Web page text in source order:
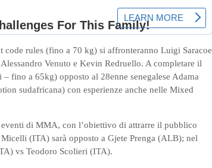
rules (fino a 70 kg) si affronteranno Luigi Saracoe
Venuto e Kevin Redruello. A completare il
fino a 65kg) opposto al 28enne senegalese Adama
sudafricana) con esperienze anche nelle Mixed
di MMA, con l’obiettivo di attrarre il pubblico
(ITA) sarà opposto a Gjete Prenga (ALB); nel
vs Teodoro Scolieri (ITA).